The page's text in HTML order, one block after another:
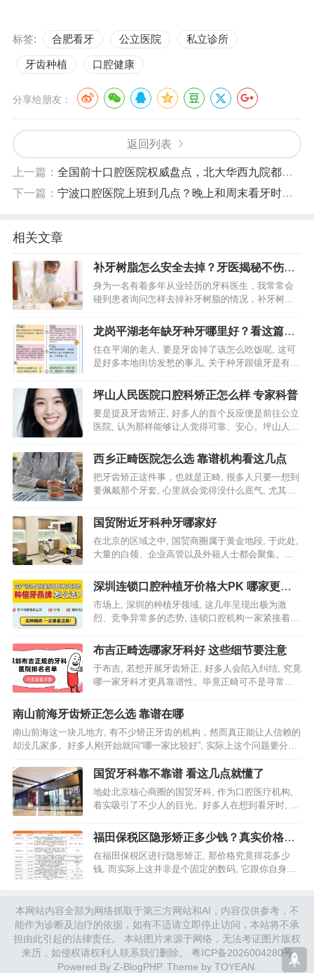
标签: 合肥看牙 公立医院 私立诊所
牙齿种植 口腔健康
分享给朋友：
返回列表
上一篇： 全国前十口腔医院权威盘点，北大华西九院都在榜
下一篇： 宁波口腔医院上班到几点？晚上和周末看牙时间指南
相关文章
补牙树脂怎么安全去掉？牙医揭秘不伤牙
齿的专业步骤
身为一名有着多年从业经历的牙科医生，我常常会
碰到患者询问怎样去掉补牙树脂的情况，补牙树脂
需要去掉的，像修复体老化、继发龋坏或者美观需
求发生改变等，去掉的过程…
龙岗平湖老年缺牙种牙哪里好？看这篇就
够了
住在平湖的老人, 要是牙齿掉了该怎么吃饭呢, 这可
是好多本地街坊发愁的事儿, 关于种牙跟镶牙是有区
况, 对于龙岗平湖那些老年朋友来讲, 出现缺牙要种
牙这件…
坪山人民医院口腔科矫正怎么样 专家科普
要是提及牙齿矫正, 好多人的首个反应便是前往公立
医院, 认为那样能够让人觉得可靠、安心。坪山人民
居民的留意。身为长时间从事口腔正畸工作中专业
的人员, 我…
西乡正畸医院怎么选 靠谱机构看这几点
把牙齿矫正这件事，也就是正畸, 很多人只要一想到
要佩戴那个牙套, 心里就会觉得没什么底气, 尤其是
是真正靠谱的呢? 我见到过非常多的人由于选错了地
方,…
国贸附近牙科种牙哪家好
在北京的区域之中, 国贸商圈属于黄金地段, 于此处,
大量的白领、企业高管以及外籍人士都会聚集。对
得很宝贵, 并且对于品质有着较高要求, 那么选择一
个可…
深圳连锁口腔种植牙价格大PK 哪家更划
算
市场上, 深圳的种植牙领域, 这几年呈现出极为激
烈、竞争异常多的态势, 连锁口腔机构一家紧接着一
旦搜索“种植牙价格”, 所望见的数字出现范围从三千
直至两…
布吉正畸选哪家牙科好 这些细节要注意
于布吉, 若想开展牙齿矫正, 好多人会陷入纠结, 究竟
哪一家牙科才更具靠谱性。毕竟正畸可不是寻常小
时间, 若选错了地方, 不光是钱财被浪费, 还极有可…
南山前海牙齿矫正怎么选 靠谱在哪
南山前海这一块儿地方, 有不少矫正牙齿的机构，然而真正能让人信赖的
却没几家多。好多人刚开始就问“哪一家比较好”, 实际上这个问题要分开
来看, 技术方面、医生方面、价格方面、服务方面, 每一个方面都与矫…
国贸牙科靠不靠谱 看这几点就懂了
地处北京核心商圈的国贸牙科, 作为口腔医疗机构,
着实吸引了不少人的目光。好多人在想到看牙时, 头
不行”。那国贸牙科究竟靠不靠谱呢, 光听广告可不
行…
福田保税区隐形矫正多少钱？真实价格解
析
在福田保税区进行隐形矫正, 那价格究竟得花多少
钱, 而实际上这并非是个固定的数码, 它跟你自身的
一个依据个体…
本网站内容全部为网络抓取于第三方网站和AI，内容仅供参考，不
能作为诊断及治疗的依据，如有不适请立即停止访问，本站将不承
担由此引起的法律责任。 本站图片来源于网络，无法考证图片版权
来历，如侵权请权利人联系我们删除。 粤ICP备2026004280号
Powered By Z-BlogPHP. Theme by TOYEAN